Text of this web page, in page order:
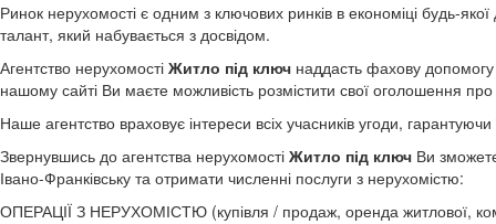
Ринок нерухомості є одним з ключових ринків в економіці будь-
талант, який набувається з досвідом.
Агентство нерухомості Житло під ключ наддасть фахову
нашому сайті Ви маєте можливість розмістити свої оголошення
Наше агентство враховує інтереси всіх учасників угоди,
Звернувшись до агентства нерухомості Житло під ключ Ви
Івано-Франківську та отримати численні послуги з нерухомістю:
ОПЕРАЦІЇ З НЕРУХОМІСТЮ (купівля / продаж, оренда житлової,